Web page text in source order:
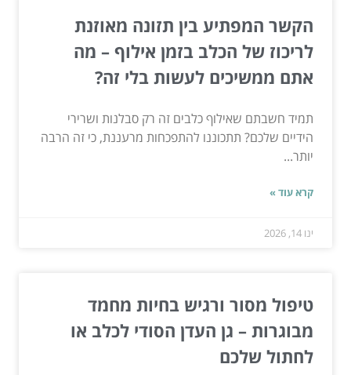
הקשר המפתיע בין תזונה מאוזנת
לריכוז של הכלב בזמן אילוף – מה
אתם ממשיכים לעשות בלי זה?
תמיד חשבתם שאילוף כלבים זה רק סבלנות ושרירי
הידיים שלכם? תתכוננו להתפכחות מרעננת, כי זה הרבה
יותר...
קרא עוד »
ינו 14, 2026
טיפול מסור ורגיש בחיות מחמד
מבוגרות – גן העדן הסודי לכלב או
לחתול שלכם